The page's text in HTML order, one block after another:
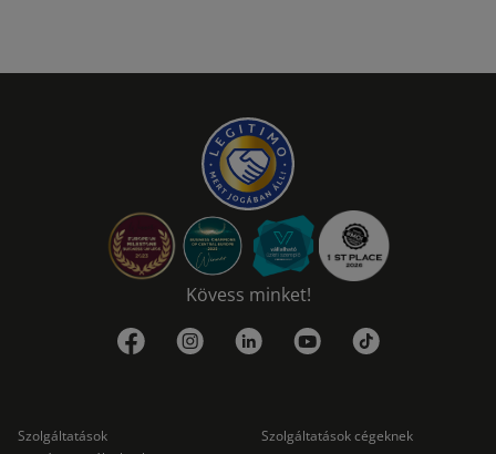
Kövess minket!
Szolgáltatások
Szolgáltatások cégeknek